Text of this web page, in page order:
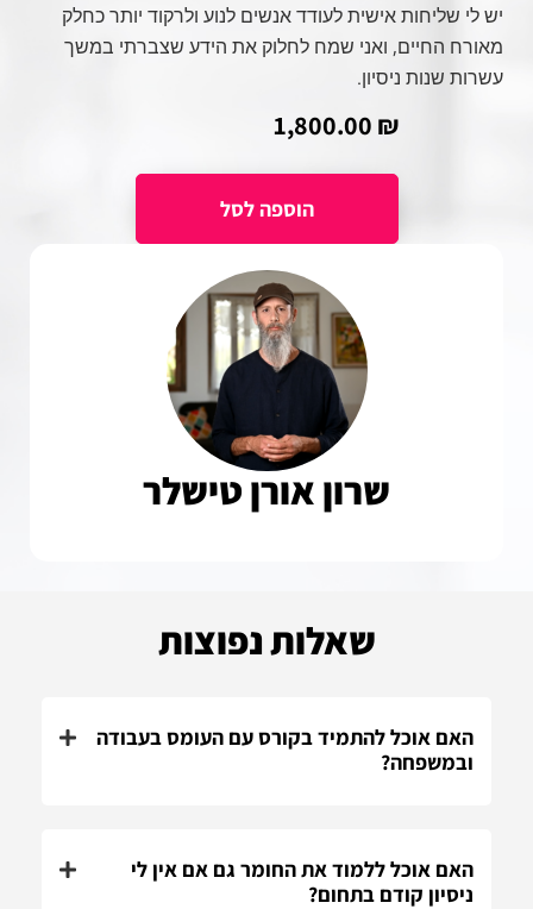
יש לי שליחות אישית לעודד אנשים לנוע ולרקוד יותר כחלק
מאורח החיים, ואני שמח לחלוק את הידע שצברתי במשך
עשרות שנות ניסיון.
1,800.00 ₪
שרון אורן טישלר
שאלות נפוצות
האם אוכל להתמיד בקורס עם העומס בעבודה
ובמשפחה?
האם אוכל ללמוד את החומר גם אם אין לי
ניסיון קודם בתחום?